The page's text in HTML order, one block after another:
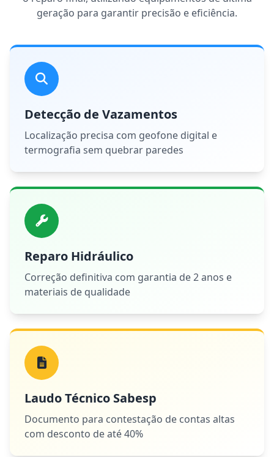
geração para garantir precisão e eficiência.
Detecção de Vazamentos
Localização precisa com geofone digital e
termografia sem quebrar paredes
Reparo Hidráulico
Correção definitiva com garantia de 2 anos e
materiais de qualidade
Laudo Técnico Sabesp
Documento para contestação de contas altas
com desconto de até 40%